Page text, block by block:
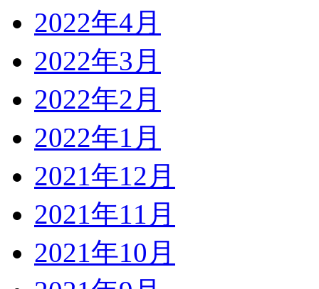
2022年4月
2022年3月
2022年2月
2022年1月
2021年12月
2021年11月
2021年10月